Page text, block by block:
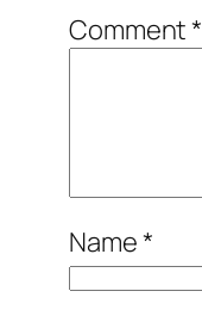
Comment*
Name*